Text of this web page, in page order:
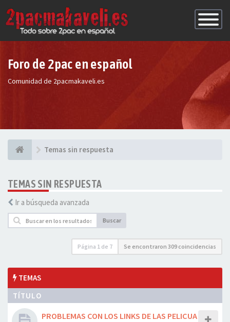
de
Foro de 2pac en español
Comunidad de 2pacmakaveli.es
Temas sin respuesta
TEMAS SIN RESPUESTA
Ir a búsqueda avanzada
Buscar
Página 1 de 7 Se encontraron 309 coincidencias
TEMAS
TÍTULO
PROBLEMAS CON LOS LINKS DE LAS PELICUA